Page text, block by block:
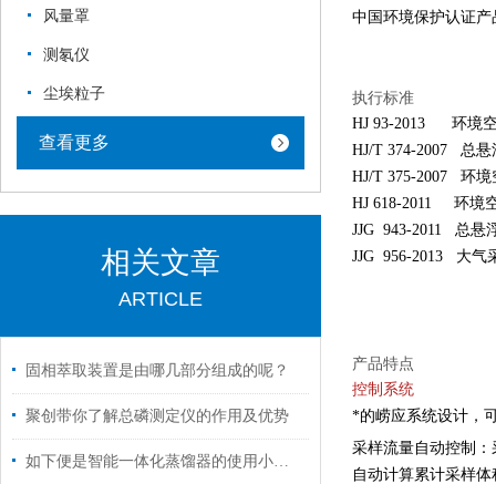
风量罩
测氡仪
尘埃粒子
查看更多
相关文章
ARTICLE
固相萃取装置是由哪几部分组成的呢？
聚创带你了解总磷测定仪的作用及优势
如下便是智能一体化蒸馏器的使用小常识
中国环境保护认证产
执行标准
HJ 93-2013 环境
HJ/T 374-2007 总
HJ/T 375-2007 环
HJ 618-2011 环境
JJG 943-2011 总悬
JJG 956-2013 大气
产品特点
控制系统
*的崂应系统设计，
采样流量自动控制
自动计算累计采样